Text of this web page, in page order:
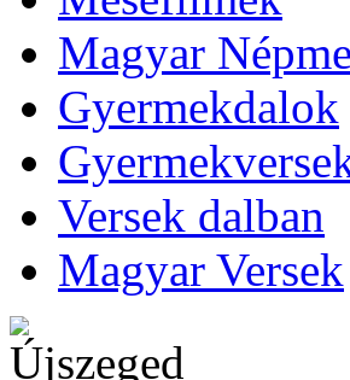
Magyar
Gyermekdalok
Versek dalban
Magyar Versek